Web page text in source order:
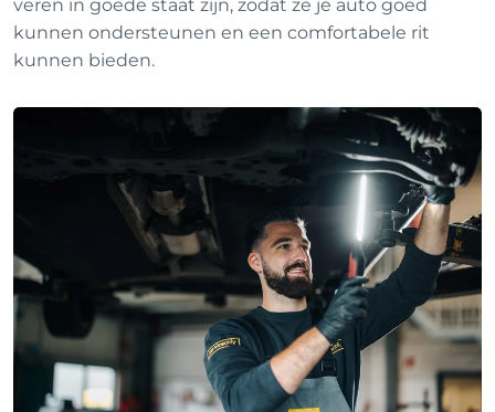
veren in goede staat zijn, zodat ze je auto goed
kunnen ondersteunen en een comfortabele rit
kunnen bieden.